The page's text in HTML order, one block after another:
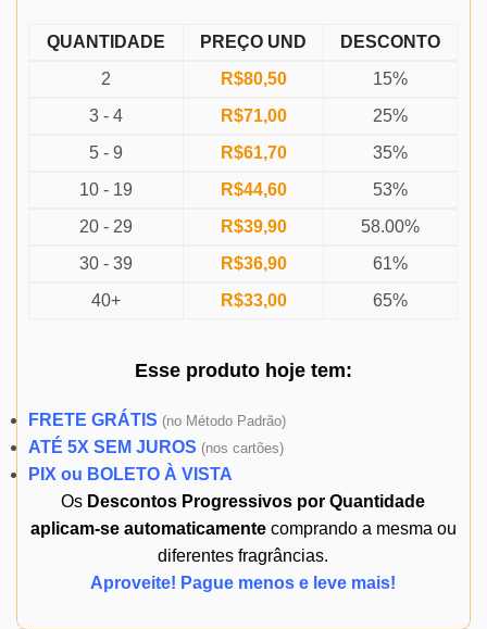
QUANTIDADE PREÇO UND
DESCONTO
2
R$80,50
15%
3 - 4
R$71,00
25%
5 - 9
R$61,70
35%
10 - 19
R$44,60
53%
20 - 29
R$39,90
58.00%
30 - 39
R$36,90
61%
40+
R$33,00 65%
Esse produto hojetem:
FRETE GRÁTIS (no Método Padrão)
ATÉ 5X SEM JUROS (nos cartões)
PIX ou BOLETO À VISTA
Os Descontos Progressivos por Quantidade
aplicam-se automaticamentecomprando a mesma ou
diferentes fragrâncias.
Aproveite! Pague menos e leve mais!